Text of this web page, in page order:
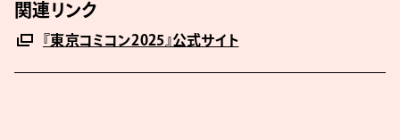
関連リンク
『東京コミコン2025』公式サイト